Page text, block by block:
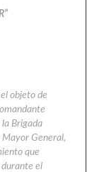
objeto de
Brigada
General,
que
el